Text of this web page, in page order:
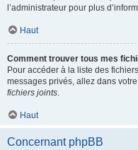
l’administrateur pour plus
Haut
Comment trouver tous mes
Pour accéder à la liste des
messages privés, allez dans
fichiers joints.
Haut
Concernant phpBB